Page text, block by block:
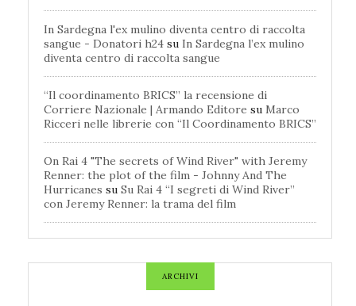
In Sardegna l'ex mulino diventa centro di raccolta
sangue - Donatori h24 su In Sardegna l’ex mulino
diventa centro di raccolta sangue
“Il coordinamento BRICS” la recensione di
Corriere Nazionale | Armando Editore su Marco
Ricceri nelle librerie con “Il Coordinamento BRICS”
On Rai 4 "The secrets of Wind River" with Jeremy
Renner: the plot of the film - Johnny And The
Hurricanes su Su Rai 4 “I segreti di Wind River”
con Jeremy Renner: la trama del film
ARCHIVI